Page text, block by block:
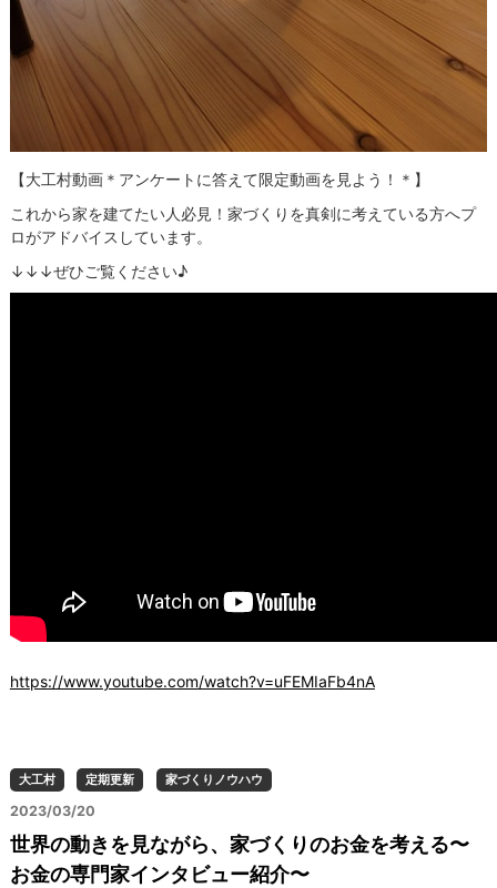
【大工村動画＊アンケートに答えて限定動画を見よう！＊】
これから家を建てたい人必見！家づくりを真剣に考えている方へプ
ロがアドバイスしています。
↓↓↓ぜひご覧ください♪
https://www.youtube.com/watch?v=uFEMIaFb4nA
大工村 定期更新 家づくりノウハウ
2023/03/20
世界の動きを見ながら、家づくりのお金を考える〜
お金の専門家インタビュー紹介〜